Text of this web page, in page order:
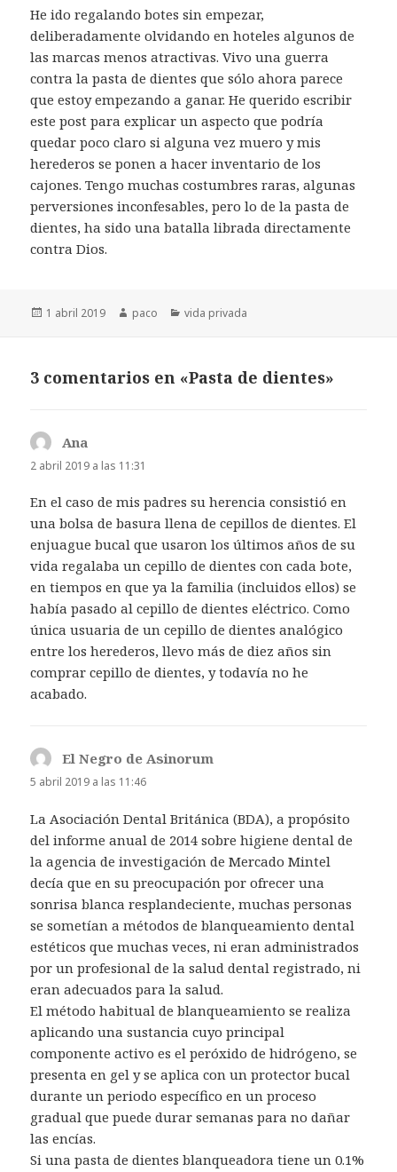
He ido regalando botes sin empezar,
deliberadamente olvidando en hoteles algunos de
las marcas menos atractivas. Vivo una guerra
contra la pasta de dientes que sólo ahora parece
que estoy empezando a ganar. He querido escribir
este post para explicar un aspecto que podría
quedar poco claro si alguna vez muero y mis
herederos se ponen a hacer inventario de los
cajones. Tengo muchas costumbres raras, algunas
perversiones inconfesables, pero lo de la pasta de
dientes, ha sido una batalla librada directamente
contra Dios.
Publicado
1 abril 2019 Autor
paco Categorías
vida privada
3 comentarios en «Pasta de dientes»
Ana
2 abril 2019 a las 11:31
En el caso de mis padres su herencia consistió en
una bolsa de basura llena de cepillos de dientes. El
enjuague bucal que usaron los últimos años de su
vida regalaba un cepillo de dientes con cada bote,
en tiempos en que ya la familia (incluidos ellos) se
había pasado al cepillo de dientes eléctrico. Como
única usuaria de un cepillo de dientes analógico
entre los herederos, llevo más de diez años sin
comprar cepillo de dientes, y todavía no he
acabado.
El Negro de Asinorum
5 abril 2019 a las 11:46
La Asociación Dental Británica (BDA), a propósito
del informe anual de 2014 sobre higiene dental de
la agencia de investigación de Mercado Mintel
decía que en su preocupación por ofrecer una
sonrisa blanca resplandeciente, muchas personas
se sometían a métodos de blanqueamiento dental
estéticos que muchas veces, ni eran administrados
por un profesional de la salud dental registrado, ni
eran adecuados para la salud.
El método habitual de blanqueamiento se realiza
aplicando una sustancia cuyo principal
componente activo es el peróxido de hidrógeno, se
presenta en gel y se aplica con un protector bucal
durante un periodo específico en un proceso
gradual que puede durar semanas para no dañar
las encías.
Si una pasta de dientes blanqueadora tiene un 0.1%